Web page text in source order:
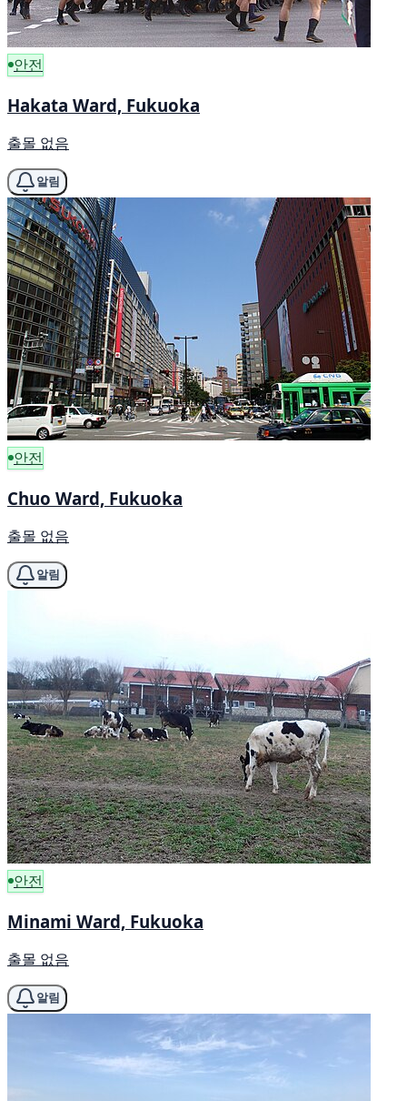
안전
Hakata Ward, Fukuoka
출몰 없음
알림
안전
Chuo Ward, Fukuoka
출몰 없음
알림
안전
Minami Ward, Fukuoka
출몰 없음
알림